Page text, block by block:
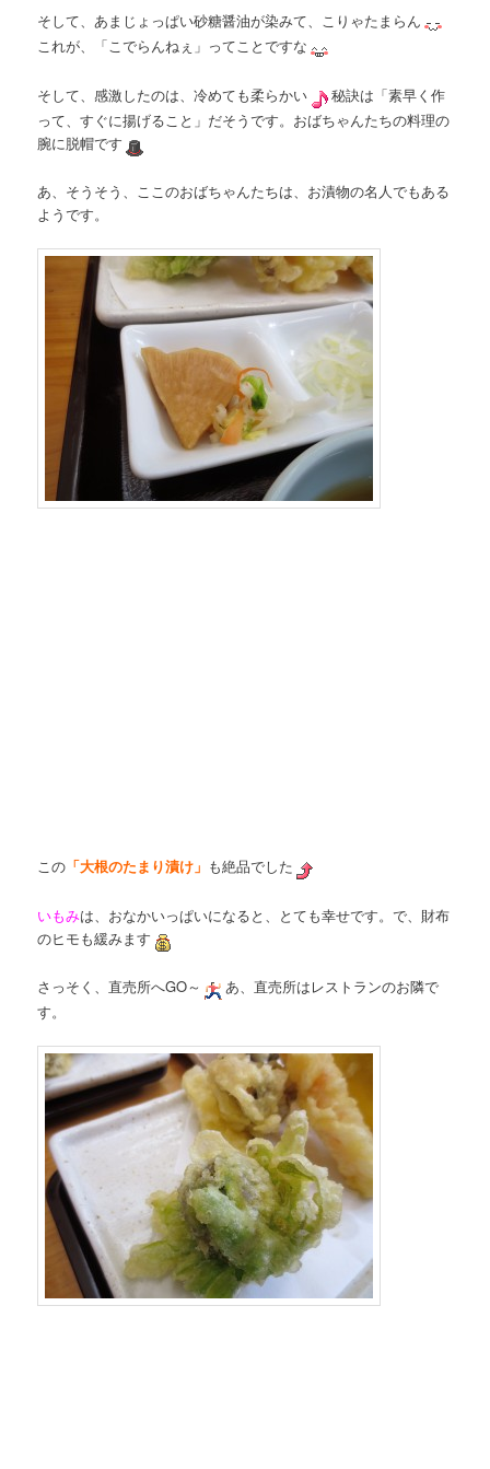
そして、あまじょっぱい砂糖醤油が染みて、こりゃたまらん
これが、「こでらんねぇ」ってことですな
そして、感激したのは、冷めても柔らかい
秘訣は「素早く作
って、すぐに揚げること」だそうです。おばちゃんたちの料理の
腕に脱帽です
あ、そうそう、ここのおばちゃんたちは、お漬物の名人でもある
ようです。
この 「大根のたまり漬け」 も絶品でした
いもみは、おなかいっぱいになると、とても幸せです。で、財布
のヒモも緩みます
さっそく、直売所へGO～
あ、直売所はレストランのお隣で
す。